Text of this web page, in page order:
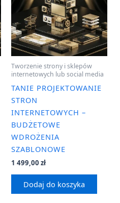
Tworzenie strony i sklepów
internetowych lub social media
TANIE PROJEKTOWANIE
STRON
INTERNETOWYCH –
BUDŻETOWE
WDROŻENIA
SZABLONOWE
1 499,00 zł
Dodaj do koszyka